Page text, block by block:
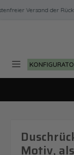
Zum Hauptinhalt
Versand der
Motiv,